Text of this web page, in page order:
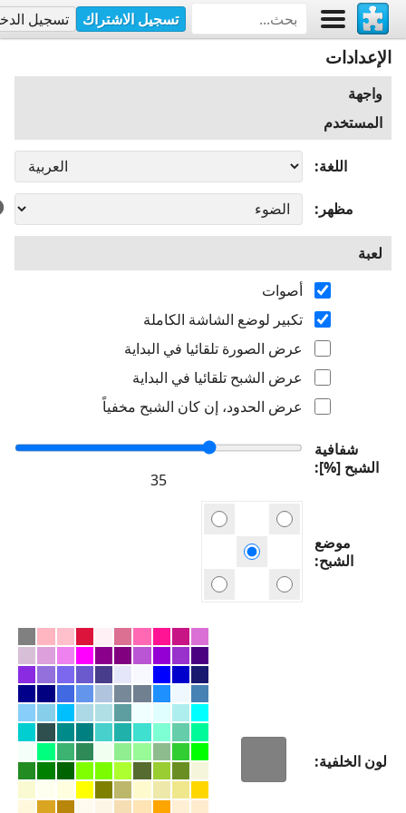
تسجيل الاشتراك تسجيل
الإعدادات
واجهة
المستخدم
اللغة
مظهر
لعبة
أصوات
تكبير لوضع الشاشة الكاملة
عرض الصورة تلقائيا في البداية
عرض الشبح تلقائيا في البداية
عرض الحدود، إن كان الشبح مخفياً
شفافية
الشبح [%]
موضع
الشبح
لون الخلفية